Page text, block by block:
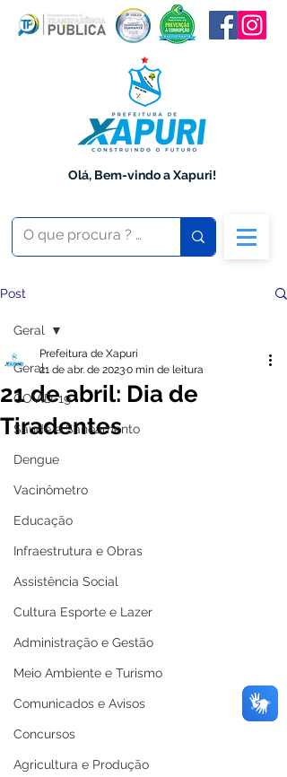
Olá, Bem-vindo a Xapuri!
Post
Geral
COVID-19
Saúde e Saneamento
Dengue
Vacinômetro
Educação
Infraestrutura e Obras
Assistência Social
Cultura Esporte e Lazer
Administração e Gestão
Meio Ambiente e Turismo
Comunicados e Avisos
Concursos
Agricultura e Produção
Geral
21 de abril: Dia de
Tiradentes
Prefeitura de Xapuri
21 de abr. de 20230 min de leitura